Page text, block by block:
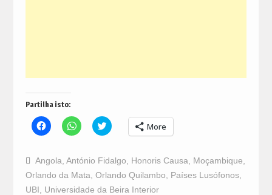
Partilha isto:
Click
to
Facebook
(Opens
in
new
window)
Click
to
WhatsApp
(Opens
in
new
window)
Click
to
Twitter
(Opens
new
window)
More
Angola António Fidalgo Honoris Causa Moçambique
Orlando da Mata Orlando Quilambo Países Lusófonos,
UBI
Universidade da Beira Interior